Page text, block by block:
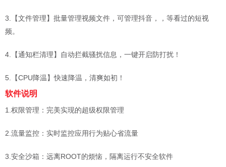
3.【文件管理】批量管理视频文件，可管理抖音，，等看过的短视
频。
4.【通知栏清理】自动拦截骚扰信息，一键开启防打扰！
5.【CPU降温】快速降温，清爽如初！
软件说明
1.权限管理：完美实现的超级权限管理
2.流量监控：实时监控应用行为贴心省流量
3.安全沙箱：远离ROOT的烦恼，隔离运行不安全软件